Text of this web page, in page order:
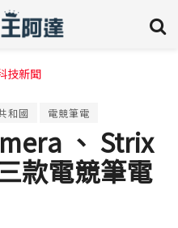
技新聞
和國 電競筆電
、 Strix
款電競筆電